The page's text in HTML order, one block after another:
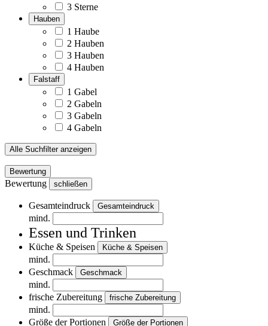
3 Sterne
Hauben
1 Haube
2 Hauben
3 Hauben
4 Hauben
Falstaff
1 Gabel
2 Gabeln
3 Gabeln
4 Gabeln
Alle Suchfilter anzeigen
Bewertung
Bewertung schließen
Gesamteindruck Gesamteindruck
mind.
Essen und Trinken
Küche & Speisen Küche & Speisen
mind.
Geschmack
Geschmack
mind.
frische Zubereitung
frische Zubereitung
mind.
Größe der Portionen
Größe der Portionen